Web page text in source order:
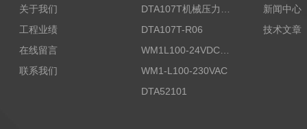
关于我们
工程业绩
在线留言
联系我们
DTA107T-R06
WM1L100-24VDC/T5X
WM1-L100-230VAC
DTA52101
新闻中心
技术文章